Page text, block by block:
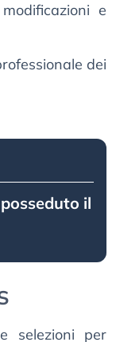
e
dei
il
selezioni per